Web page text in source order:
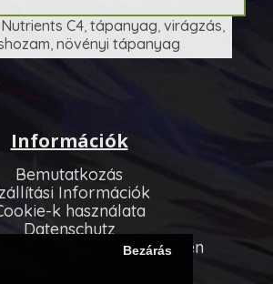
Bezárás
C4, tápanyag, virágzás,
, növényi tápanyag
Információk
Bemutatkozás
Információk
k használata
Datenschutz
Geschäftsbedingungen